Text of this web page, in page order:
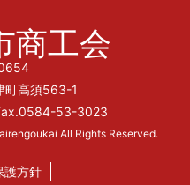
商工会
町高須563-1
53-3023
All Rights Reserved.
護方針